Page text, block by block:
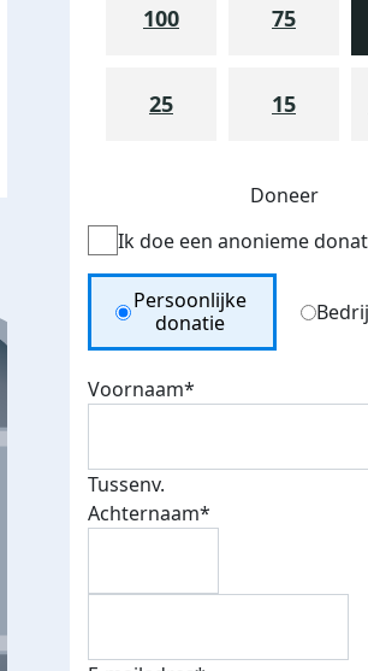
100 75
25 15
Doneer
Ik doe een anonieme
Donation Type
Persoonlijke
donatie
Voornaam*
Tussenv.
Achternaam*